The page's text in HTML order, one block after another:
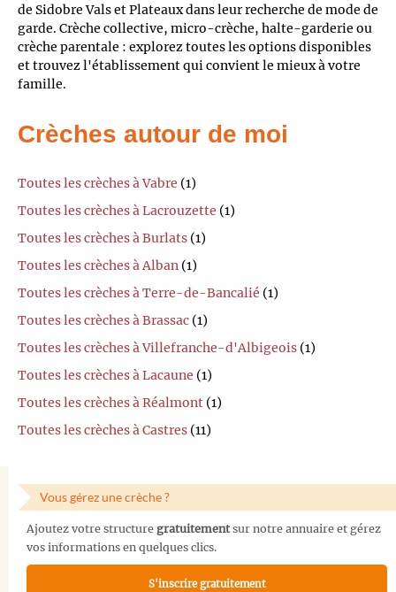
de Sidobre Vals et Plateaux dans leur recherche de mode de
garde. Crèche collective, micro-crèche, halte-garderie ou
crèche parentale : explorez toutes les options disponibles
et trouvez l'établissement qui convient le mieux à votre
famille.
Crèches autour de moi
Toutes les crèches à Vabre (1)
Toutes les crèches à Lacrouzette (1)
Toutes les crèches à Burlats (1)
Toutes les crèches à Alban (1)
Toutes les crèches à Terre-de-Bancalié (1)
Toutes les crèches à Brassac (1)
Toutes les crèches à Villefranche-d'Albigeois (1)
Toutes les crèches à Lacaune (1)
Toutes les crèches à Réalmont (1)
Toutes les crèches à Castres (11)
Vous gérez une crèche ?
Ajoutez votre structure gratuitementsur notre annuaire et gérez
vos informations en quelques clics.
S'inscrire gratuitement